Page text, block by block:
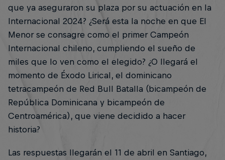
que ya aseguraron su plaza por su actuación en la
Internacional 2024? ¿Será esta la noche en que El
Menor se consagre como el primer Campeón
Internacional chileno, cumpliendo el sueño de
miles que lo ven como el elegido? ¿O llegará el
momento de Éxodo Lirical, el dominicano
tetracampeón de Red Bull Batalla (bicampeón de
República Dominicana y bicampeón de
Centroamérica), que viene decidido a hacer
historia?
Las respuestas llegarán el 11 de abril en Santiago,